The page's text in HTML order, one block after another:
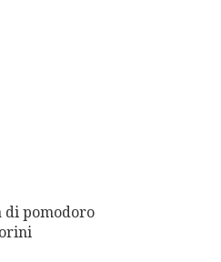
di pomodoro